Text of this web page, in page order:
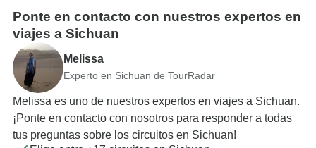
Ponte en contacto con nuestros expertos en
viajes a Sichuan
Melissa
Experto en Sichuan de TourRadar
Melissa es uno de nuestros expertos en viajes a Sichuan.
¡Ponte en contacto con nosotros para responder a todas
tus preguntas sobre los circuitos en Sichuan!